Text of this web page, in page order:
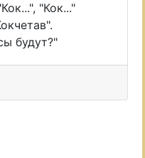
"Кок..."
будут?"